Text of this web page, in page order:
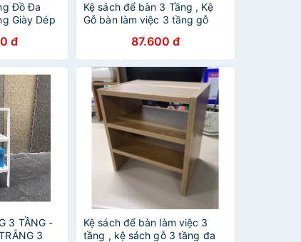
Đồ Đa
Giày Dép
đ
Kệ sách để bàn 3 Tầng , Kệ
Gỗ bàn làm việc 3 tầng gỗ
87.600 đ
3 TẦNG -
3
Kệ sách để bàn làm việc 3
tầng , kệ sách gỗ 3 tầng đa